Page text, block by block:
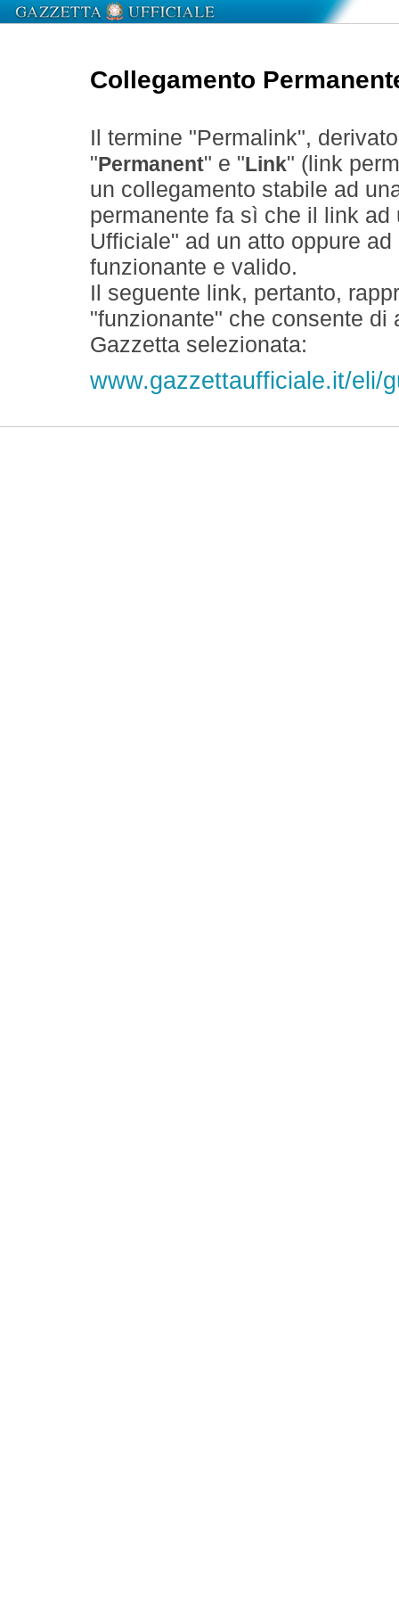
Collegamento
Il termine "Permalink",
" Permanent" e " Link" (link
un collegamento stabile ad
permanente fa sì che il link
Ufficiale" ad un atto oppure
funzionante e valido.
Il seguente link, pertanto,
"funzionante" che consente
Gazzetta selezionata:
www.gazzettaufficiale.it/eli/